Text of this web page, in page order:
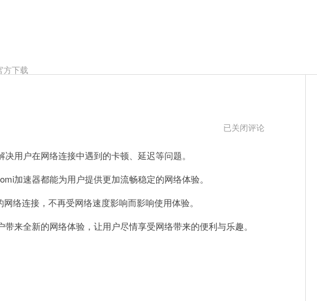
方下载
komi
已关闭评论
户在网络连接中遇到的卡顿、延迟等问题。
速器都能为用户提供更加流畅稳定的网络体验。
连接，不再受网络速度影响而影响使用体验。
全新的网络体验，让用户尽情享受网络带来的便利与乐趣。